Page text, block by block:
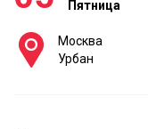
Пятница
Москва
Урбан